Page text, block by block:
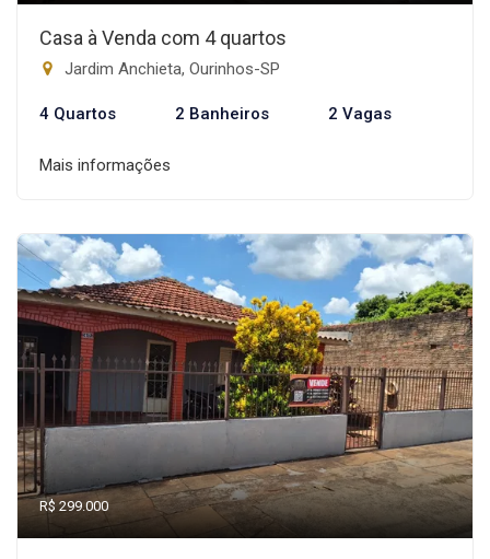
Casa à Venda com 4 quartos
Jardim Anchieta, Ourinhos-SP
4 Quartos 2 Banheiros 2 Vagas
Mais informações
R$ 299.000